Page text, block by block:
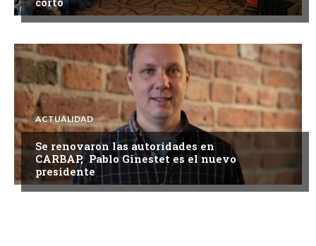
ACTUALIDAD
Se renovaron las autoridades en
CARBAP, Pablo Ginestet es el nuevo
presidente